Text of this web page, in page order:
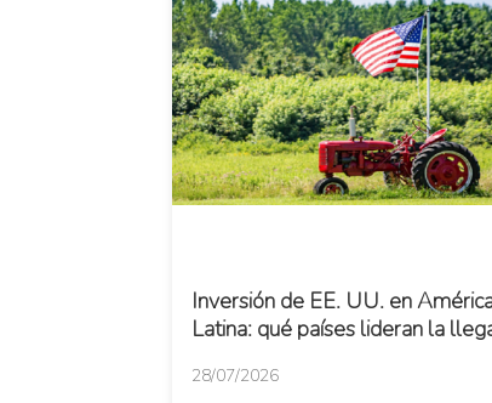
Inversión de EE. UU. en
Latina: qué países lideran la
28/07/2026